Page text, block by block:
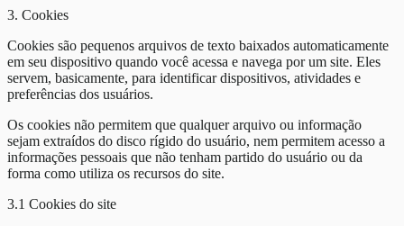
3. Cookies
Cookies são pequenos arquivos de texto baixados automaticamente
em seu dispositivo quando você acessa e navega por um site. Eles
servem, basicamente, para identificar dispositivos, atividades e
preferências dos usuários.
Os cookies não permitem que qualquer arquivo ou informação
sejam extraídos do disco rígido do usuário, nem permitem acesso a
informações pessoais que não tenham partido do usuário ou da
forma como utiliza os recursos do site.
3.1 Cookies do site